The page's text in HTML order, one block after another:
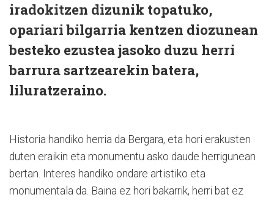
iradokitzen dizunik topatuko,
opariari bilgarria kentzen diozunean
besteko ezustea jasoko duzu herri
barrura sartzearekin batera,
liluratzeraino.
Historia handiko herria da Bergara, eta hori erakusten
duten eraikin eta monumentu asko daude herrigunean
bertan. Interes handiko ondare artistiko eta
monumentala da. Baina ez hori bakarrik, herri bat ez